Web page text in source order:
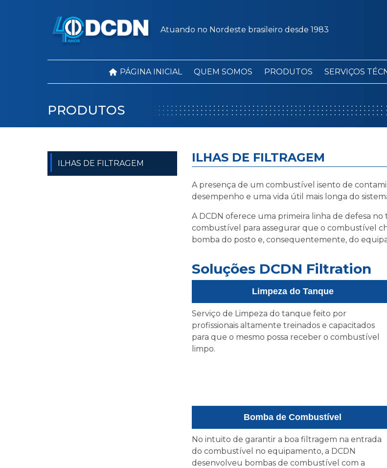
Atuando no Nordeste brasileiro desde 1983
PÁGINA INICIAL QUEM SOMOS PRODUTOS SERVIÇOS
PRODUTOS
ILHAS DE FILTRAGEM ILHAS DE FILTRAGEM
A presença de um combustível isento de
desempenho e uma vida útil mais longa do
A DCDN oferece uma primeira linha de defesa
combustível para assegurar que o combustível
bomba do posto e, consequentemente, do
Soluções DCDN Filtration
Limpeza do Tanque
Serviço de Limpeza do tanque feito por
profissionais altamente treinados e capacitados
para que o mesmo possa receber o combustível
limpo.
Bomba de Combustível
No intuito de garantir a boa filtragem na entrada
do combustível no equipamento, a DCDN
desenvolveu bombas de combustível com a